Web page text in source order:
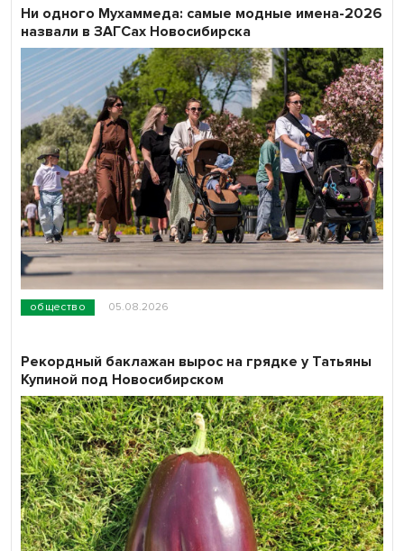
общество 05.08.2026
Ни одного Мухаммеда: самые модные имена-2026
назвали в ЗАГСах Новосибирска
Рекордный баклажан вырос на грядке у Татьяны
Купиной под Новосибирском